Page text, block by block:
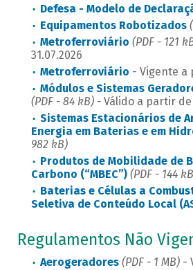
Defesa - Modelo de
Equipamentos Robotizados
Metroferroviário (PDF - 121
31.07.2026
Metroferroviário - Vigente a
Módulos e Sistemas
(PDF - 84 kB) - Válido a partir de
Sistemas Estacionários de
Energia em Baterias e em
982 kB)
Produtos de Mobilidade de
Carbono (“MBEC”) (PDF - 144
Baterias e Células a
Seletiva de Conteúdo Local
Regulamentos Não
Aerogeradores (PDF - 1 MB)-